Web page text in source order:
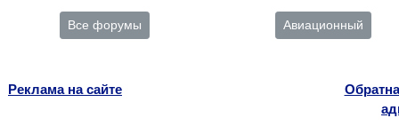
Все форумы Авиационный
Реклама на сайте